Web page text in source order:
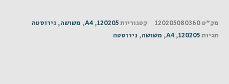
מק"ט 120205080360 קטגוריות120205
,
A4
, משושה, נירוסטה
תגיות120205
,
A4
, משושה, נירוסטה